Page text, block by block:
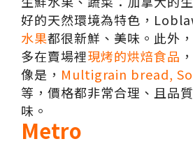
好的天然環境為特色，
水果都很新鮮、美味。此外
多在賣場裡現烤的烘焙食品
像是， Multigrain bread,
等，價格都非常合理、且品
味。
Metro